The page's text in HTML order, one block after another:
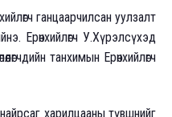
ганцаарчилсан уулзалт
Ерөнхийлөгч У.Хүрэлсүхэд
танхимын Ерөнхийлөгч
харилцааны түвшнийг